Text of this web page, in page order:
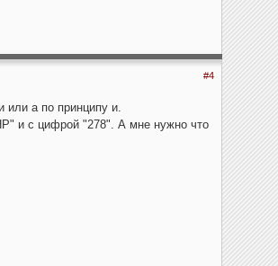
#4
или а по принципу и.
и с цифрой "278". А мне нужно что